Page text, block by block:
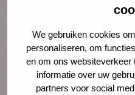
We gebruiken cookies
personaliseren, om
en om ons websiteverkeer
informatie over uw
partners voor social
Één centrale oplossing
Het werken met de
administratief proces